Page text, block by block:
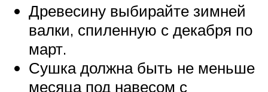
Древесину выбирайте зимней
валки, спиленную с декабря по
март.
Сушка должна быть не меньше
месяца под навесом с